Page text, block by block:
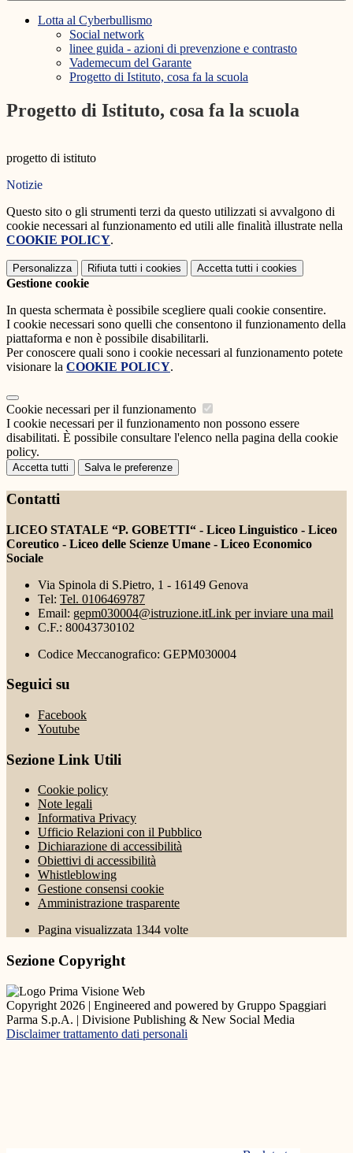
Lotta al Cyberbullismo
Social network
linee guida - azioni di prevenzione e contrasto
Vademecum del Garante
Progetto di Istituto, cosa fa la scuola
Progetto di Istituto, cosa fa la scuola
progetto di istituto
Notizie
Questo sito o gli strumenti terzi da questo utilizzati si avvalgono di
cookie necessari al funzionamento ed utili alle finalità illustrate nella
COOKIE POLICY.
Personalizza Rifiuta tutti i cookies Accetta tutti i cookies
Gestione cookie
In questa schermata è possibile scegliere quali cookie consentire.
I cookie necessari sono quelli che consentono il funzionamento della
piattaforma e non è possibile disabilitarli.
Per conoscere quali sono i cookie necessari al funzionamento potete
visionare la COOKIE POLICY.
Cookie necessari per il funzionamento
I cookie necessari per il funzionamento non possono essere
disabilitati. È possibile consultare l'elenco nella pagina della cookie
policy.
Accetta tutti Salva le preferenze
Contatti
LICEO STATALE “P. GOBETTI“ - Liceo Linguistico - Liceo
Coreutico - Liceo delle Scienze Umane - Liceo Economico
Sociale
Via Spinola di S.Pietro, 1 - 16149 Genova
Tel: Tel. 0106469787
Email: gepm030004@istruzione.itLink per inviare una mail
C.F.: 80043730102
Codice Meccanografico: GEPM030004
Seguici su
Facebook
Youtube
Sezione Link Utili
Cookie policy
Note legali
Informativa Privacy
Ufficio Relazioni con il Pubblico
Dichiarazione di accessibilità
Obiettivi di accessibilità
Whistleblowing
Gestione consensi cookie
Amministrazione trasparente
Pagina visualizzata 1344 volte
Sezione Copyright
Copyright 2026 | Engineered and powered by Gruppo Spaggiari
Parma S.p.A. | Divisione Publishing & New Social Media
Disclaimer trattamento dati personali